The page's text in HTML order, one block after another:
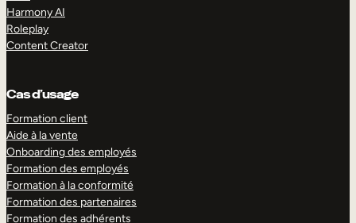
Harmony AI
Roleplay
Content Creator
Cas d’usage
Formation client
Aide à la vente
Onboarding des employés
Formation des employés
Formation à la conformité
Formation des partenaires
Formation des adhérents